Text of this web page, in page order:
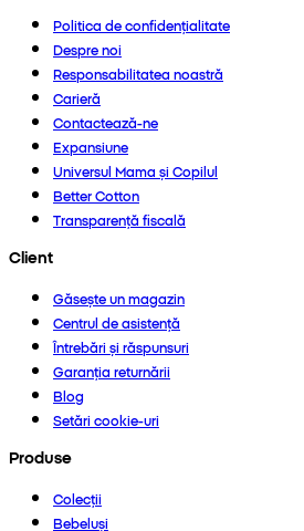
Politica de confidențialitate
Despre noi
Responsabilitatea noastră
Carieră
Contactează-ne
Expansiune
Universul Mama și Copilul
Better Cotton
Transparență fiscală
Client
Găsește un magazin
Centrul de asistență
Întrebări și răspunsuri
Garanția returnării
Blog
Setări cookie-uri
Produse
Colecții
Bebeluși